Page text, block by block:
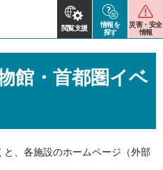
閲覧支援
情報を
探す
災害・安全
情報
館・首都圏イベ
、各施設のホームページ（外部